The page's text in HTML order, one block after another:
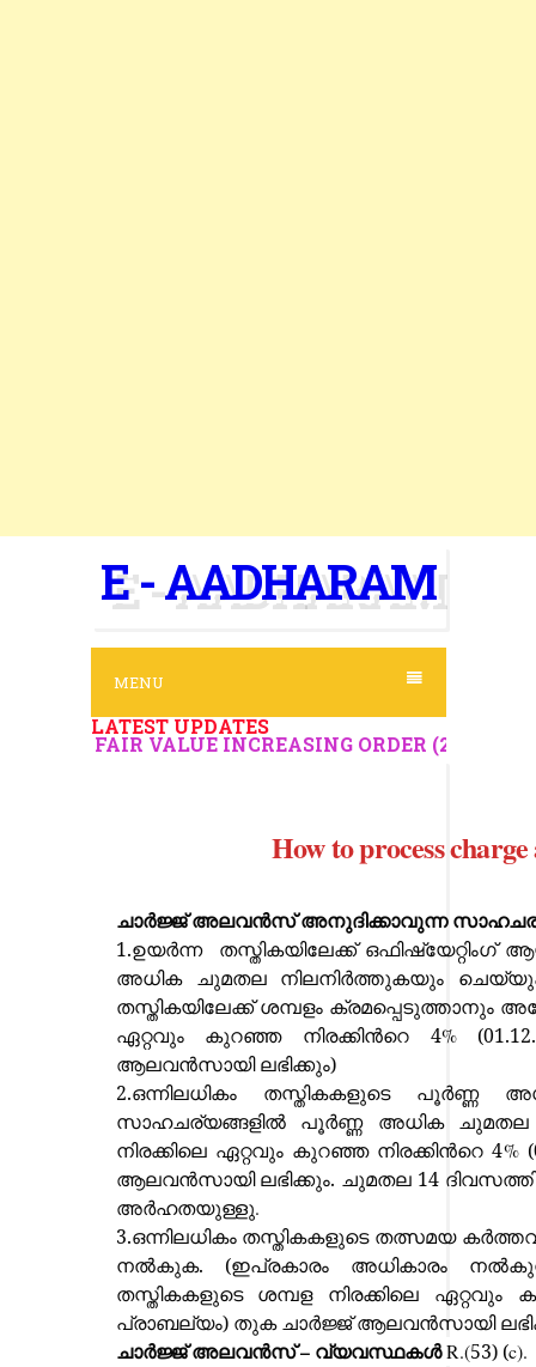
k
o
t
e
n
E - AADHARAM
MENU
LATEST UPDATES
FAIR VALUE INCREASING ORDER (220%) //LATEST
How to process
ചാർജ്ജ് അലവൻസ് അനുദിക്കാവുന്ന
1.ഉയർന്ന
തസ്തികയിലേക്ക് ഒഫിഷ്യേറ്റിംഗ്
അധിക ചുമതല നിലനിർത്തുകയും
തസ്തികയിലേക്ക് ശമ്പളം ക്രമപ്പെടുത്താനും
ഏറ്റവും കുറഞ്ഞ നിരക്കിന്‍റെ 4%
ആലവൻസായി ലഭിക്കും)
2.ഒന്നിലധികം തസ്തികകളുടെ
സാഹചര്യങ്ങളിൽ പൂർണ്ണ അധിക ചുമതല
നിരക്കിലെ ഏറ്റവും കുറഞ്ഞ നിരക്കിന്‍റെ 4%
ആലവൻസായി ലഭിക്കും. ചുമതല 14
അർഹതയുള്ളു.
3.ഒന്നിലധികം തസ്തികകളുടെ തത്സമയ
നൽകുക. (ഇപ്രകാരം അധികാരം
തസ്തികകളുടെ ശമ്പള നിരക്കിലെ ഏറ്റവും
പ്രാബല്യം) തുക ചാർജ്ജ് ആലവൻസായി
ചാർജ്ജ് അലവൻസ്– വ്യവസ്ഥകൾ R.(53) (c).